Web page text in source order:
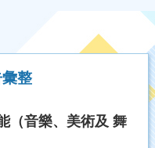
整
（音樂、美術及 舞